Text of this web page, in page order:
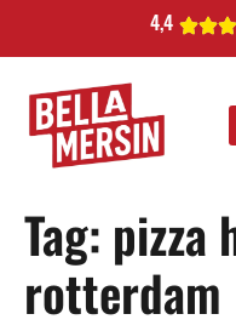
4,4
Tag: pizza
rotterdam​